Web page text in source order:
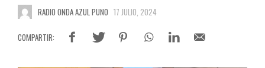
RADIO ONDA AZUL PUNO 17 JULIO, 2024